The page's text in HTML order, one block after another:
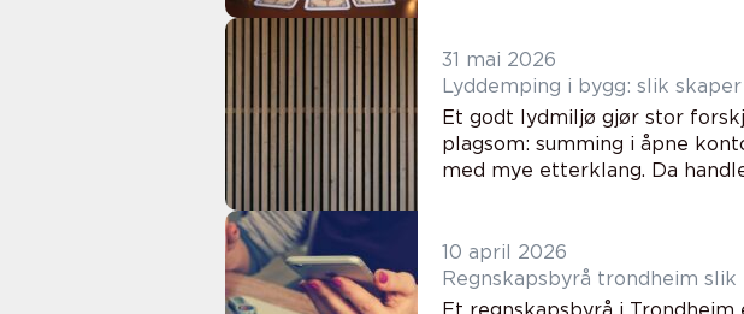
31 mai 2026
Lyddemping i bygg: slik
Et godt lydmiljø gjør stor
plagsom: summing i åpne
med mye etterklang. Da
10 april 2026